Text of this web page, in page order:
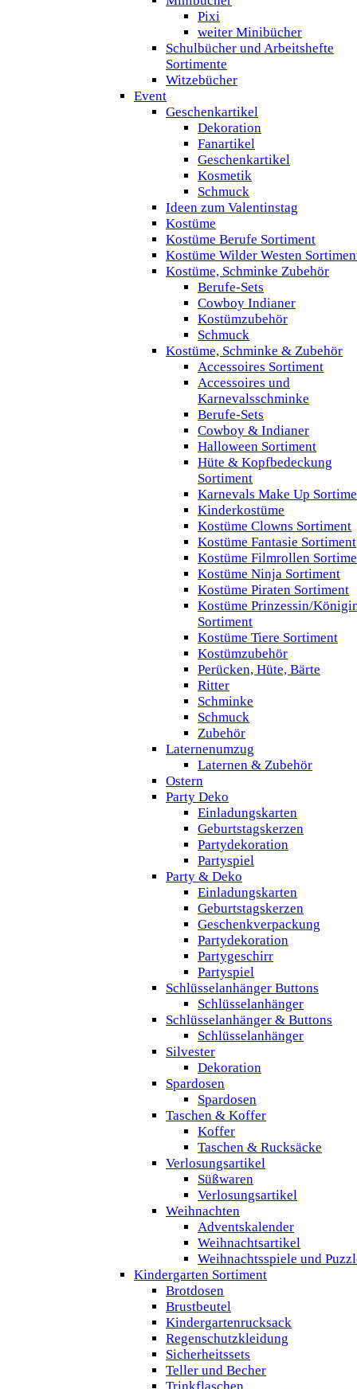
Pixi
weiter Minibücher
Schulbücher und Arbeitshefte
Sortimente
Witzebücher
Event
Geschenkartikel
Dekoration
Fanartikel
Geschenkartikel
Kosmetik
Schmuck
Ideen zum Valentinstag
Kostüme
Kostüme Berufe Sortiment
Kostüme Wilder Westen
Kostüme, Schminke Zubehör
Berufe-Sets
Cowboy Indianer
Kostümzubehör
Schmuck
Kostüme, Schminke & Zubehör
Accessoires Sortiment
Accessoires und
Karnevalsschminke
Berufe-Sets
Cowboy & Indianer
Halloween Sortiment
Hüte & Kopfbedeckung
Sortiment
Karnevals Make Up
Kinderkostüme
Kostüme Clowns Sortiment
Kostüme Fantasie Sortiment
Kostüme Filmrollen
Kostüme Ninja Sortiment
Kostüme Piraten Sortiment
Kostüme Prinzessin/
Sortiment
Kostüme Tiere Sortiment
Kostümzubehör
Perücken, Hüte, Bärte
Ritter
Schminke
Schmuck
Zubehör
Laternenumzug
Laternen & Zubehör
Ostern
Party Deko
Einladungskarten
Geburtstagskerzen
Partydekoration
Partyspiel
Party & Deko
Einladungskarten
Geburtstagskerzen
Geschenkverpackung
Partydekoration
Partygeschirr
Partyspiel
Schlüsselanhänger Buttons
Schlüsselanhänger
Schlüsselanhänger & Buttons
Schlüsselanhänger
Silvester
Dekoration
Spardosen
Spardosen
Taschen & Koffer
Koffer
Taschen & Rucksäcke
Verlosungsartikel
Süßwaren
Verlosungsartikel
Weihnachten
Adventskalender
Weihnachtsartikel
Weihnachtsspiele und
Kindergarten Sortiment
Brotdosen
Brustbeutel
Kindergartenrucksack
Regenschutzkleidung
Sicherheitssets
Teller und Becher